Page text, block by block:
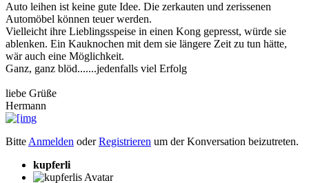
Auto leihen ist keine gute Idee. Die zerkauten und zerissenen
Automöbel können teuer werden.
Vielleicht ihre Lieblingsspeise in einen Kong gepresst, würde sie
ablenken. Ein Kauknochen mit dem sie längere Zeit zu tun hätte,
wär auch eine Möglichkeit.
Ganz, ganz blöd.......jedenfalls viel Erfolg
liebe Grüße
Hermann
Bitte Anmelden oderRegistrieren um der Konversation beizutreten.
kupferli